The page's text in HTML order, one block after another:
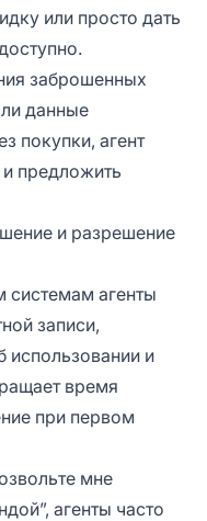
или просто дать
заброшенных
данные
покупки, агент
предложить
и разрешение
системам агенты
записи,
использовании и
время
при первом
мне
агенты часто